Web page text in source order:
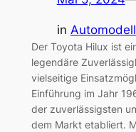
in
Der Toyota Hilux ist
legendäre
vielseitige
Einführung im Jahr
der zuverlässigsten
dem Markt etabliert.